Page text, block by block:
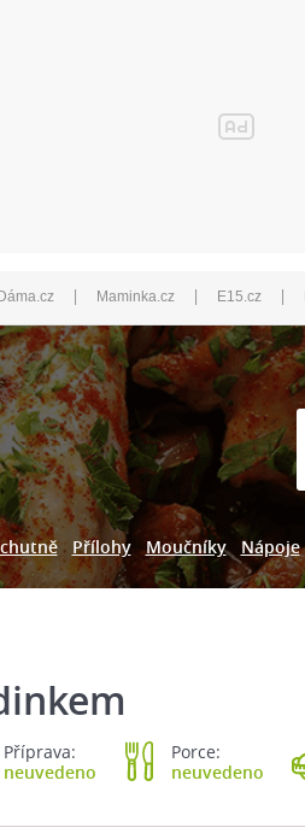
Dáma.cz | Maminka.cz | E15.cz |
Přílohy Moučníky Nápoje
Příprava:
neuvedeno
Porce:
neuvedeno